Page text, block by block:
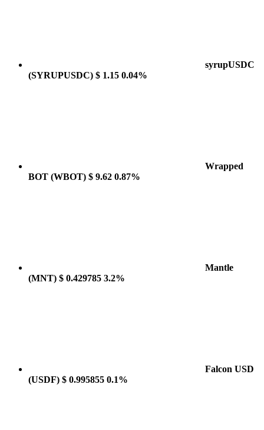
syrupUSDC
(SYRUPUSDC) $ 1.15 0.04%
Wrapped
BOT (WBOT) $ 9.62 0.87%
Mantle
(MNT) $ 0.429785 3.2%
Falcon USD
(USDF) $ 0.995855 0.1%